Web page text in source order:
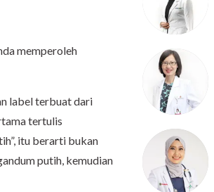
memperoleh
label terbuat dari
tertulis
itu berarti bukan
putih, kemudian